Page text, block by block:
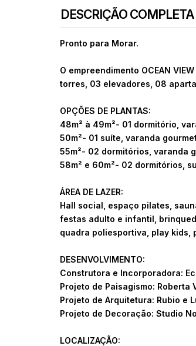
DESCRIÇÃO
Pronto para Morar.
O empreendimento OCEAN
torres, 03 elevadores, 08
OPÇÕES DE PLANTAS:
48m² à 49m²- 01 dormitório,
50m²- 01 suíte, varanda
55m²- 02 dormitórios, varanda
58m² e 60m²- 02 dormitórios,
ÁREA DE LAZER:
Hall social, espaço pilates,
festas adulto e infantil,
quadra poliesportiva, play kids,
DESENVOLVIMENTO:
Construtora e Incorporadora:
Projeto de Paisagismo: Roberta
Projeto de Arquitetura: Rubio e
Projeto de Decoração: Studio
LOCALIZAÇÃO: